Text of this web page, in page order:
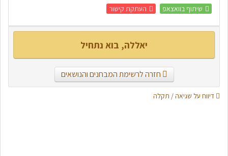
שיתוף בוואצאפ העתקת קישור
יאללה, בוא נתחיל
חזרה לרשימת המבחנים והנושאים
דיווח על שגיאה / תקלה